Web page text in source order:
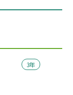
3年